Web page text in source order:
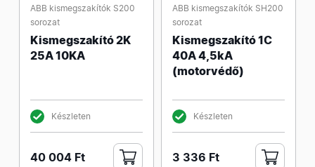
ABB kismegszakítók S200
sorozat
Kismegszakító 2K
25A 10KA
Készleten
40 004 Ft
ABB kismegszakítók SH200
sorozat
Kismegszakító 1C
40A 4,5kA
(motorvédő)
Készleten
3 336 Ft